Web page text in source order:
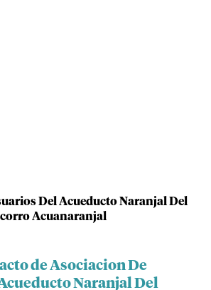
Del Acueducto Naranjal Del
Acuanaranjal
de Asociacion De
Naranjal Del